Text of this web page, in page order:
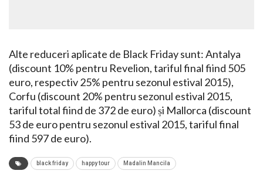
Alte reduceri aplicate de Black Friday sunt: Antalya
(discount 10% pentru Revelion, tariful final fiind 505
euro, respectiv 25% pentru sezonul estival 2015),
Corfu (discount 20% pentru sezonul estival 2015,
tariful total fiind de 372 de euro) și Mallorca (discount
53 de euro pentru sezonul estival 2015, tariful final
fiind 597 de euro).
black friday happy tour Madalin Mancila